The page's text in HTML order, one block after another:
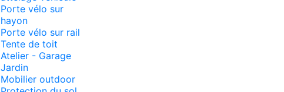
Porte vélo sur
hayon
Porte vélo sur rail
Tente de toit
Atelier - Garage
Jardin
Mobilier outdoor